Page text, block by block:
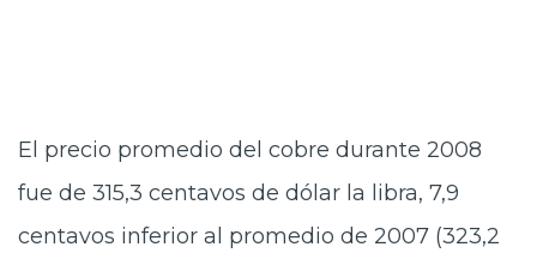
El precio promedio del cobre durante 2008
fue de 315,3 centavos de dólar la libra, 7,9
centavos inferior al promedio de 2007 (323,2